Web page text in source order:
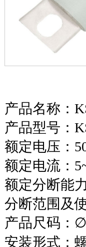
产品名称：
产品型号：
额定电压：
额定电流：
额定分断能
分断范围及
产品尺码：
安装形式：